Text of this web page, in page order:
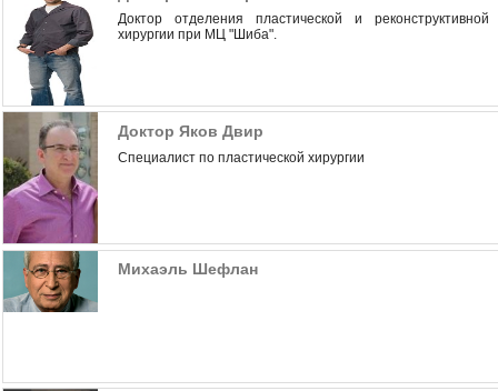
Доктор отделения пластической и реконструктивной
хирургии при МЦ "Шиба".
Доктор Яков Двир
Специалист по пластической хирургии
Михаэль Шефлан